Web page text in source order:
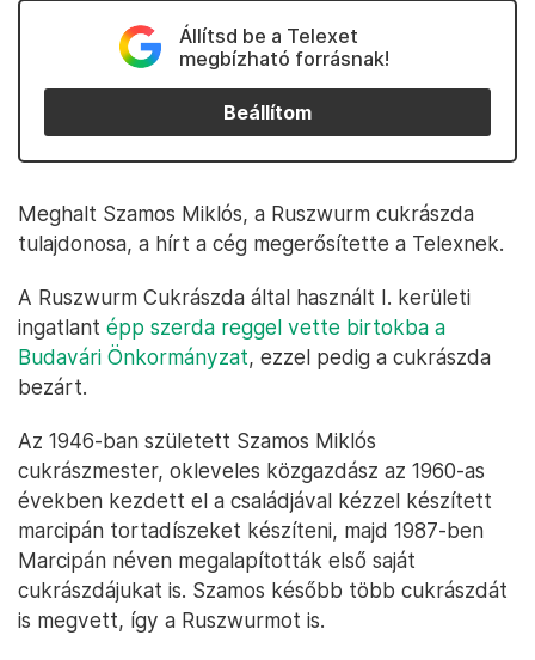
Állítsd be a Telexet
megbízható forrásnak!
Beállítom
Meghalt Szamos Miklós, a Ruszwurm cukrászda
tulajdonosa, a hírt a cég megerősítette a Telexnek.
A Ruszwurm Cukrászda által használt I. kerületi
ingatlant épp szerda reggel vette birtokba a
Budavári Önkormányzat, ezzel pedig a cukrászda
bezárt.
Az 1946-ban született Szamos Miklós
cukrászmester, okleveles közgazdász az 1960-as
években kezdett el a családjával kézzel készített
marcipán tortadíszeket készíteni, majd 1987-ben
Marcipán néven megalapították első saját
cukrászdájukat is. Szamos később több cukrászdát
is megvett, így a Ruszwurmot is.